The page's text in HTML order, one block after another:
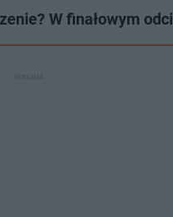
W finałowym